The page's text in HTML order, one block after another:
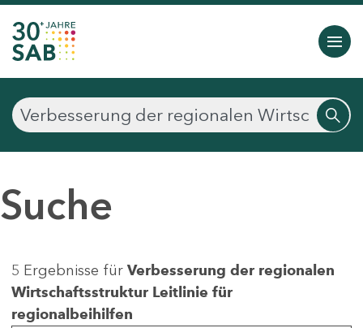
Suche
5 Ergebnisse für Verbesserung der regionalen
Wirtschaftsstruktur Leitlinie für
regionalbeihilfen